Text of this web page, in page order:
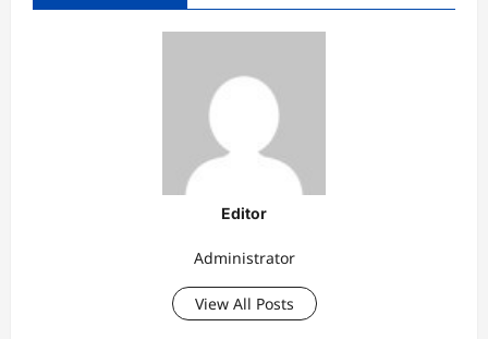
Editor
Administrator
View All Posts